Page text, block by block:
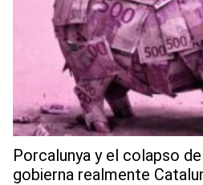
Porcalunya y el colapso
gobierna realmente